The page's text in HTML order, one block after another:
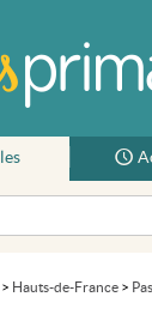
> Hauts-de-France >